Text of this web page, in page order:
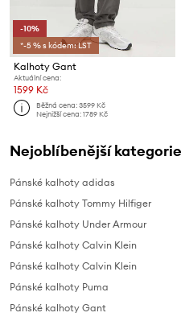
-10%
*-5 % s kódem: LST
Kalhoty Gant
Aktuální cena:
1599 Kč
Běžná cena:3599 Kč
Nejnižší cena:1789 Kč
Nejoblíbenější kategorie
Pánské kalhoty adidas
Pánské kalhoty Tommy Hilfiger
Pánské kalhoty Under Armour
Pánské kalhoty Calvin Klein
Pánské kalhoty Calvin Klein
Pánské kalhoty Puma
Pánské kalhoty Gant